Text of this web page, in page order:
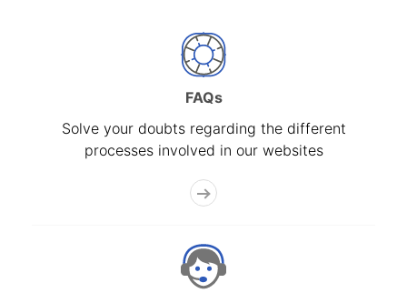
FAQs
Solve your doubts regarding the different
processes involved in our websites